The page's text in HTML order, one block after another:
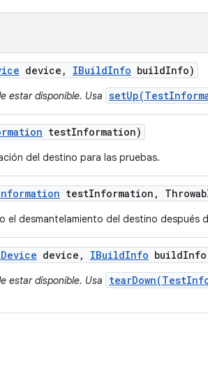
device , IBuildInfo buildInfo)
estar disponible. Usa
testInformation)
del destino para las pruebas.
testInformation ,
el desmantelamiento del destino después
Device device , IBuildInfo buildInfo
estar disponible. Usa